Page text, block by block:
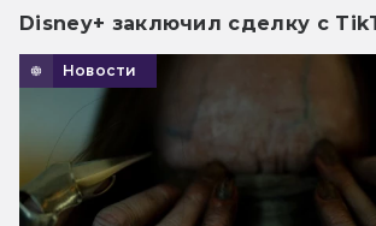
Disney+ заключил сделку с
Новости